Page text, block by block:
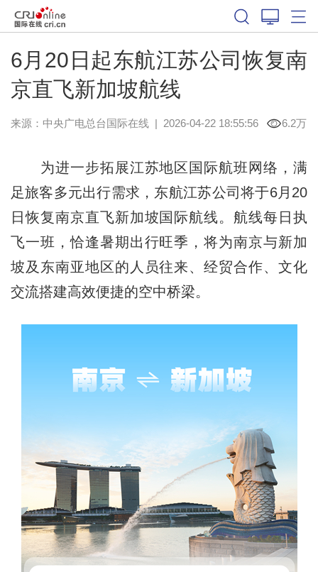
6月20日起东航江苏公司恢复南
京直飞新加坡航线
来源：中央广电总台国际在线| 2026-04-22 18:55:56 6.2万
为进一步拓展江苏地区国际航班网络，满
足旅客多元出行需求，东航江苏公司将于6月20
日恢复南京直飞新加坡国际航线。航线每日执
飞一班，恰逢暑期出行旺季，将为南京与新加
坡及东南亚地区的人员往来、经贸合作、文化
交流搭建高效便捷的空中桥梁。